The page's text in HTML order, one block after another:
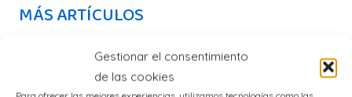
Gestionar el consentimiento
de las cookies
MÁS ARTÍCULOS
XXIX Aniversario Asociación Párkinson Málaga
Ejercita tu mente con el programa «Despierta tu